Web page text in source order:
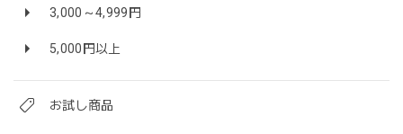
3,000～4,999円
5,000円以上
お試し商品